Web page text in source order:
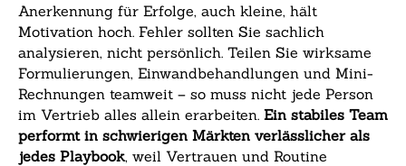
Anerkennung für Erfolge, auch kleine, hält
Motivation hoch. Fehler sollten Sie sachlich
analysieren, nicht persönlich. Teilen Sie wirksame
Formulierungen, Einwandbehandlungen und Mini-
Rechnungen teamweit – so muss nicht jede Person
im Vertrieb alles allein erarbeiten. Ein stabiles Team
performt in schwierigen Märkten verlässlicher als
jedes Playbook, weil Vertrauen und Routine